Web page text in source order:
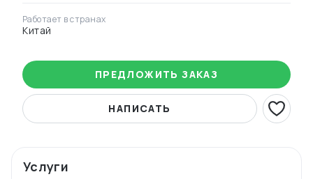
Работает в странах
Китай
ПРЕДЛОЖИТЬ ЗАКАЗ
НАПИСАТЬ
Услуги